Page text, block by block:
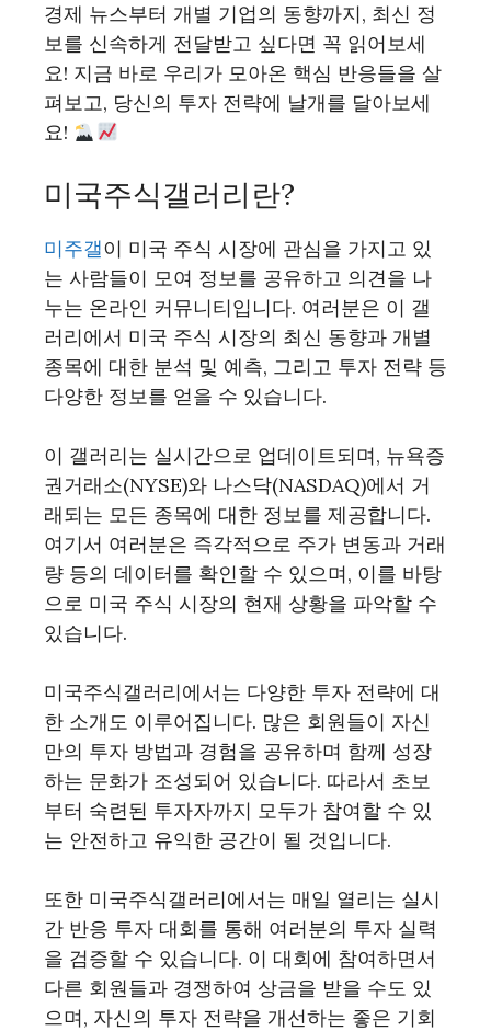
경제 뉴스부터 개별 기업의 동향까지, 최신 정
보를 신속하게 전달받고 싶다면 꼭 읽어보세
요! 지금 바로 우리가 모아온 핵심 반응들을 살
펴보고, 당신의 투자 전략에 날개를 달아보세
요!
미국주식갤러리란?
미주갤이 미국 주식 시장에 관심을 가지고 있
는 사람들이 모여 정보를 공유하고 의견을 나
누는 온라인 커뮤니티입니다. 여러분은 이 갤
러리에서 미국 주식 시장의 최신 동향과 개별
종목에 대한 분석 및 예측, 그리고 투자 전략 등
다양한 정보를 얻을 수 있습니다.
이 갤러리는 실시간으로 업데이트되며, 뉴욕증
권거래소(NYSE)와 나스닥(NASDAQ)에서 거
래되는 모든 종목에 대한 정보를 제공합니다.
여기서 여러분은 즉각적으로 주가 변동과 거래
량 등의 데이터를 확인할 수 있으며, 이를 바탕
으로 미국 주식 시장의 현재 상황을 파악할 수
있습니다.
미국주식갤러리에서는 다양한 투자 전략에 대
한 소개도 이루어집니다. 많은 회원들이 자신
만의 투자 방법과 경험을 공유하며 함께 성장
하는 문화가 조성되어 있습니다. 따라서 초보
부터 숙련된 투자자까지 모두가 참여할 수 있
는 안전하고 유익한 공간이 될 것입니다.
또한 미국주식갤러리에서는 매일 열리는 실시
간 반응 투자 대회를 통해 여러분의 투자 실력
을 검증할 수 있습니다. 이 대회에 참여하면서
다른 회원들과 경쟁하여 상금을 받을 수도 있
으며, 자신의 투자 전략을 개선하는 좋은 기회